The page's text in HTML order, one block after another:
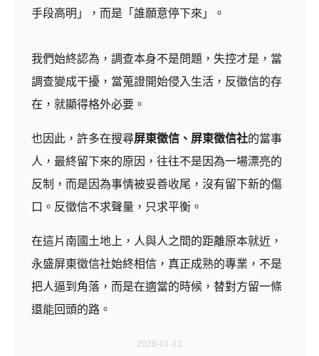
手段高明」，而是「誰願意停下來」。
我們始終認為，調查本身不是問題，失控才是，當
調查變成干擾，當蒐證開始侵入生活，反徵信的存
在，就顯得格外必要。
也因此，許多在搜尋屏東徵信、屏東徵信社的當事
人，最終留下來的原因，往往不是因為一場漂亮的
反制，而是因為事情被妥善收尾，沒有留下新的傷
口。反徵信不求聲量，只求平衡。
在這片南國土地上，人與人之間的距離原本就近，
永盛屏東徵信社始終相信，真正成熟的專業，不是
把人逼到角落，而是在適當的時候，替對方留一條
還能回頭的路。
2026-01-12